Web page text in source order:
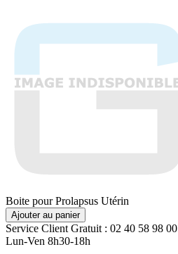
Boite pour Prolapsus Utérin
Ajouter au panier
Service Client Gratuit : 02 40 58 98 00
Lun-Ven 8h30-18h